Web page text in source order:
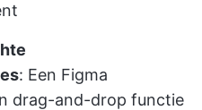
: Een Figma
drag-and-drop functie